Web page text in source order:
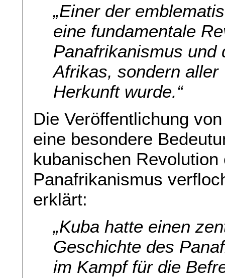
„Einer der
eine fundamentale
Panafrikanismus und
Afrikas, sondern
Herkunft wurde.“
Die Veröffentlichung
eine besondere
kubanischen
Panafrikanismus
erklärt:
„Kuba hatte einen
Geschichte des
im Kampf für die